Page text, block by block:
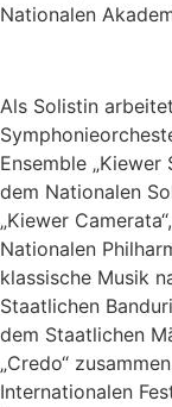
Nationalen
Als Solistin
Ensemble „Kiewer
dem Nationalen
„Kiewer
Nationalen
klassische Musik
Staatlichen
dem Staatlichen
„Credo“
Internationalen